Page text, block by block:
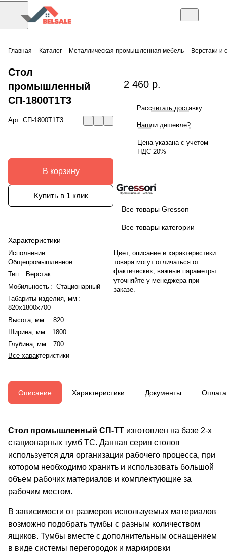
Главная Каталог Металлическая промышленная мебель Верстаки и
Стол
промышленный
СП-1800Т1Т3
Арт. СП-1800Т1Т3
В корзину
Купить в 1 клик
Характеристики
Исполнение :
Общепромышленное
Тип :
Верстак
Мобильность : Стационарный
Габариты изделия, мм :
820x1800x700
Высота, мм. : 820
Ширина, мм :
1800
Глубина, мм : 700
Все характеристики
2 460 р.
Рассчитать доставку
Нашли дешевле?
Цена указана с учетом
НДС 20%
Все товары Gresson
Все товары категории
Цвет, описание и характеристики
товара могут отличаться от
фактических, важные параметры
уточняйте у менеджера при
заказе.
Описание Характеристики Документы Оплата
Стол промышленный СП-ТТ изготовлен на базе 2-х
стационарных тумб ТС. Данная серия столов
используется для организации рабочего процесса, при
котором необходимо хранить и использовать большой
объем рабочих материалов и комплектующие за
рабочим местом.
В зависимости от размеров используемых материалов
возможно подобрать тумбы с разным количеством
ящиков. Тумбы вместе с дополнительным оснащением
в виде системы перегородок и маркировки